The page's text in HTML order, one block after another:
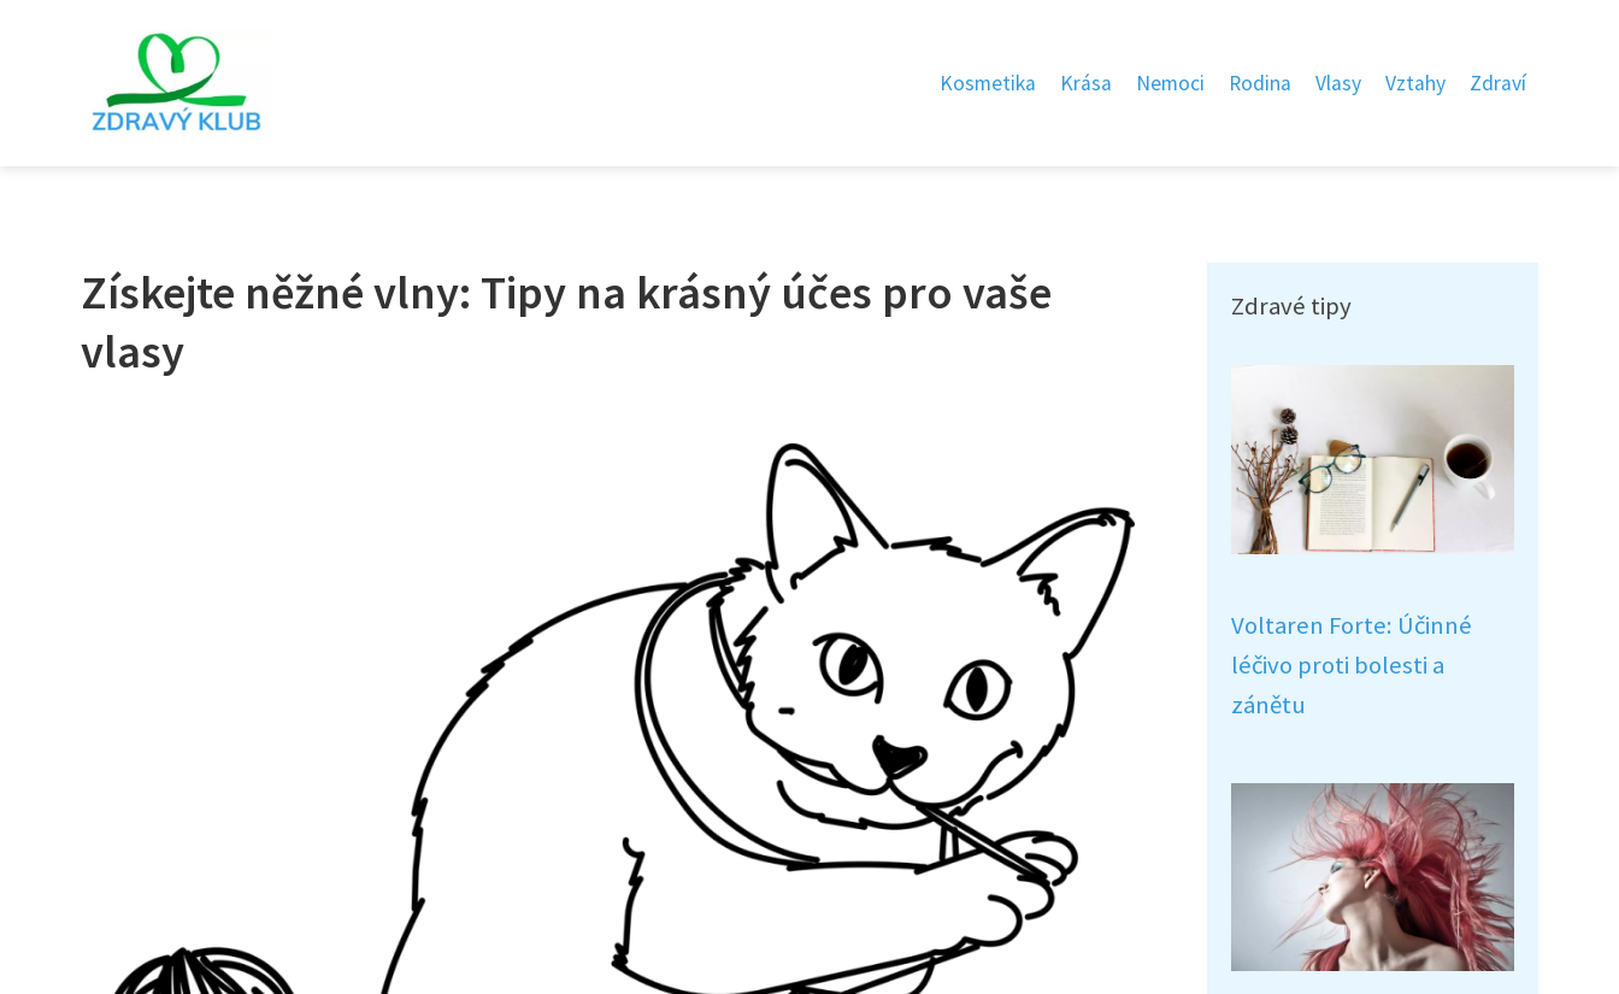
Kosmetika Krása Nemoci Rodina Vlasy Vztahy Zdraví
Získejte něžné vlny: Tipy na krásný účes pro vaše
vlasy
Zdravé tipy
Voltaren Forte: Účinné
léčivo proti bolesti a
zánětu